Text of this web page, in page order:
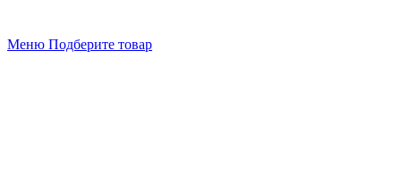
Меню Подберите товар